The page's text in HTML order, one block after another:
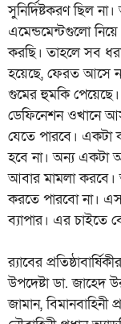
সুনির্দিষ্টকরণ ছিল
এমেন্ডমেন্টগুলো
করছি। তাহলে সব
হয়েছে, ফেরত আসে
গুমের হুমকি
ডেফিনেশন ওখানে
যেতে পারবে। একটা
হবে না। অন্য একটা
আবার মামলা করবে।
করতে পারবো না।
ব্যাপার। এর চাইতে
র‍্যাবের
উপদেষ্টা ডা. জাহেদ
জামান, বিমানবাহিনী